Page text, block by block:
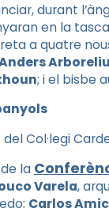
durant
en la
a quatre
; i el bisbe
Col·legi
la
Varela,
Carlos